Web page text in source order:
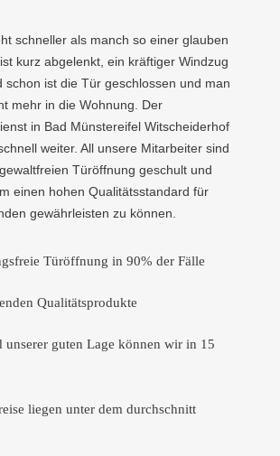
schneller als manch so einer glauben
kurz abgelenkt, ein kräftiger Windzug
schon ist die Tür geschlossen und man
mehr in die Wohnung. Der
in Bad Münstereifel Witscheiderhof
weiter. All unsere Mitarbeiter sind
Türöffnung geschult und
einen hohen Qualitätsstandard für
gewährleisten zu können.
Türöffnung in 90% der Fälle
Qualitätsprodukte
unserer guten Lage können wir in 15
liegen unter dem durchschnitt